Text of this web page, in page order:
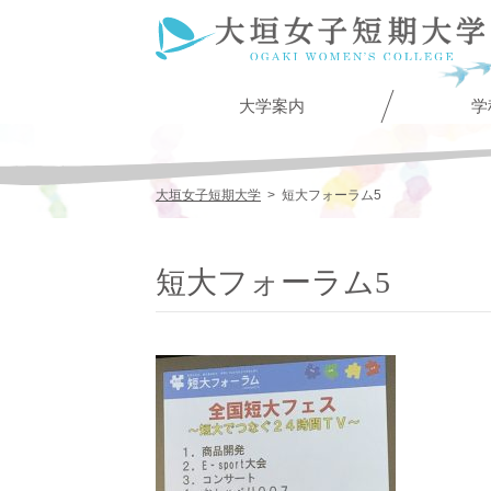
大学案内 学
大垣女子短期大学 > 短大フォーラム5
短大フォーラム5